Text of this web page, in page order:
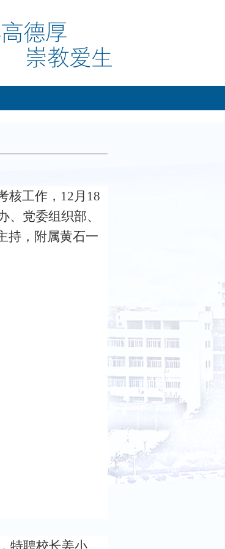
核工作， 12月 18
、党委组织部、
持 ，附属黄石一
特聘校长姜小